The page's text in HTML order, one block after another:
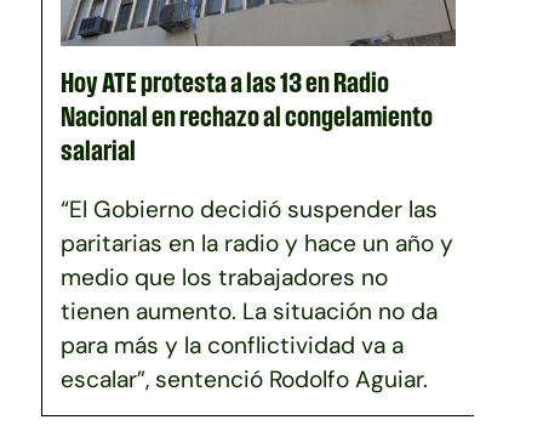
Hoy ATE protesta a las 13 en Radio
Nacional en rechazo al congelamiento
salarial
“El Gobierno decidió suspender las
paritarias en la radio y hace un año y
medio que los trabajadores no
tienen aumento. La situación no da
para más y la conflictividad va a
escalar”, sentenció Rodolfo Aguiar.